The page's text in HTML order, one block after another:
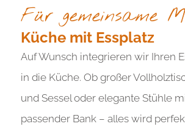
Für gemeinsame
Küche mit Essplatz
Auf Wunsch integrieren wir Ihren
in die Küche. Ob großer
und Sessel oder elegante Stühle
passender Bank – alles wird